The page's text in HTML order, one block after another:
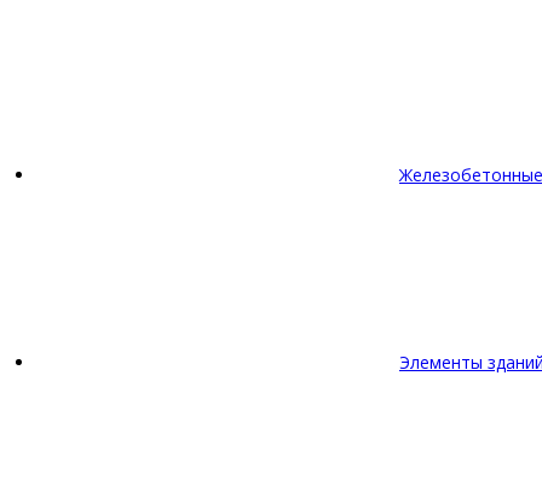
Элементы